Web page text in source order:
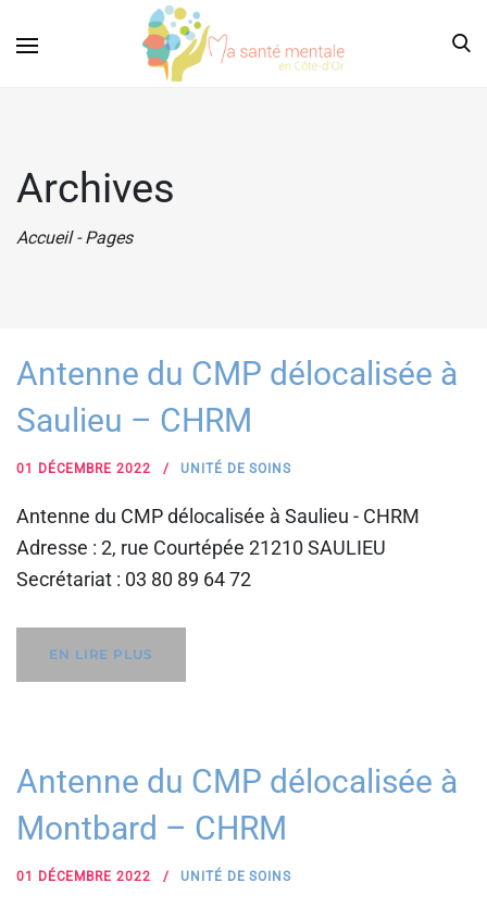
Archives
Accueil - Pages
Antenne du CMP délocalisée à
Saulieu – CHRM
01 DÉCEMBRE 2022 UNITÉ DE SOINS
Antenne du CMP délocalisée à Saulieu - CHRM
Adresse : 2, rue Courtépée 21210 SAULIEU
Secrétariat : 03 80 89 64 72
EN LIRE PLUS
Antenne du CMP délocalisée à
Montbard – CHRM
01 DÉCEMBRE 2022 UNITÉ DE SOINS